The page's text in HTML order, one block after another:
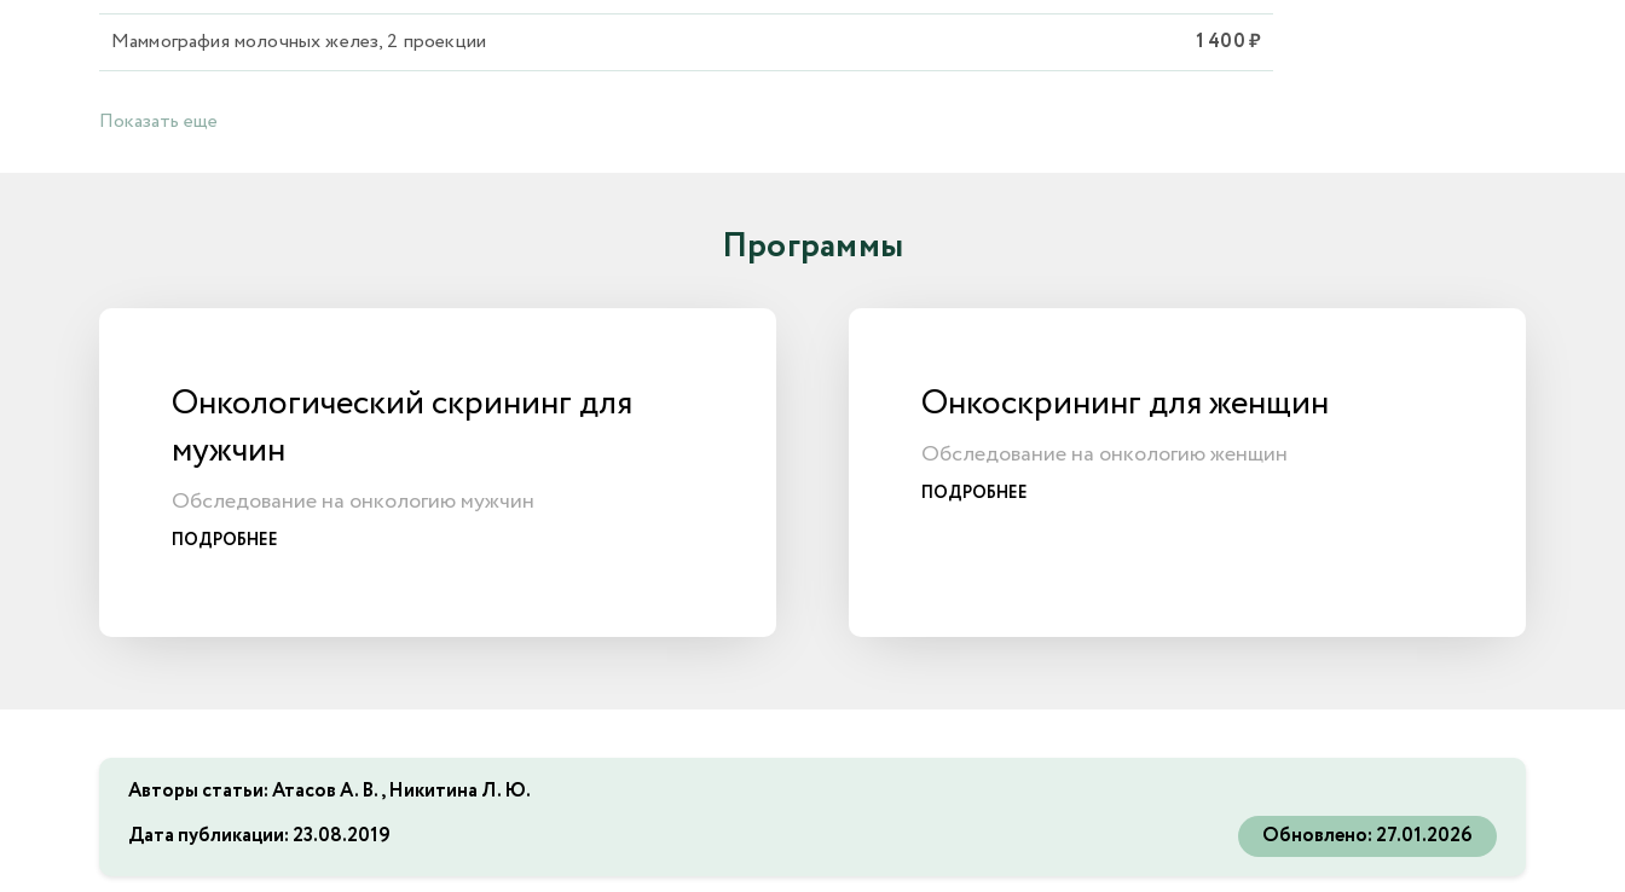
Маммография молочных желез, 2 проекции 1 400 ₽
Показать еще
Программы
Онкологический скрининг для
мужчин
Обследование на онкологию мужчин
ПОДРОБНЕЕ
Онкоскрининг для женщин
Обследование на онкологию женщин
ПОДРОБНЕЕ
Авторы статьи: Атасов А. В., Никитина Л. Ю.
Дата публикации: 23.08.2019 Обновлено: 27.01.2026